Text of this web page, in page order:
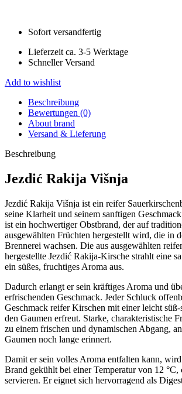
Sofort versandfertig
Lieferzeit ca. 3-5 Werktage
Schneller Versand
Add to wishlist
Beschreibung
Bewertungen (0)
About brand
Versand & Lieferung
Beschreibung
Jezdić Rakija Višnja
Jezdić Rakija Višnja ist ein reifer
seine Klarheit und seinem sanftigen
ist ein hochwertiger Obstbrand, der auf
ausgewählten Früchten hergestellt wird, die in
Brennerei wachsen. Die aus ausgewählten
hergestellte Jezdić Rakija-Kirsche strahlt eine
ein süßes, fruchtiges Aroma aus.
Dadurch erlangt er sein kräftiges Aroma und
erfrischenden Geschmack. Jeder Schluck
Geschmack reifer Kirschen mit einer leicht
den Gaumen erfreut. Starke, charakteristische
zu einem frischen und dynamischen Abgang,
Gaumen noch lange erinnert.
Damit er sein volles Aroma entfalten kann,
Brand gekühlt bei einer Temperatur von 12 °C,
servieren. Er eignet sich hervorragend als